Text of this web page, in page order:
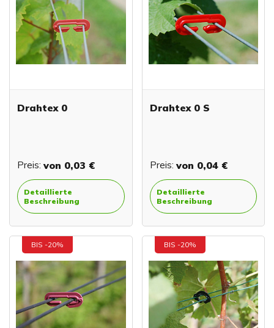
Drahtex 0
Preis: von 0,03 €
Detaillierte
Beschreibung
Drahtex 0 S
Preis: von 0,04 €
Detaillierte
Beschreibung
BIS -20% BIS -20%